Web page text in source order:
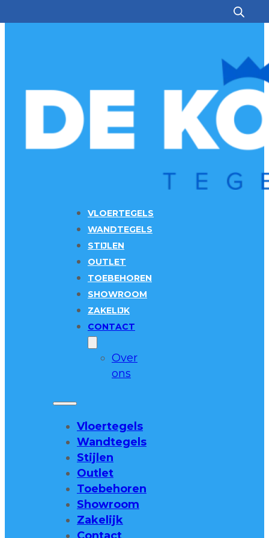
VLOERTEGELS
WANDTEGELS
STIJLEN
OUTLET
TOEBEHOREN
SHOWROOM
ZAKELIJK
CONTACT
Over
ons
Vloertegels
Wandtegels
Stijlen
Outlet
Toebehoren
Showroom
Zakelijk